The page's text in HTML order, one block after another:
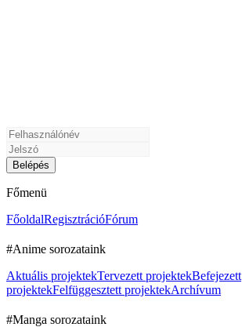
Főmenü
FőoldalRegisztrációFórum
#Anime sorozataink
Aktuális projektekTervezett projektekBefejezett
projektekFelfüggesztett projektekArchívum
#Manga sorozataink